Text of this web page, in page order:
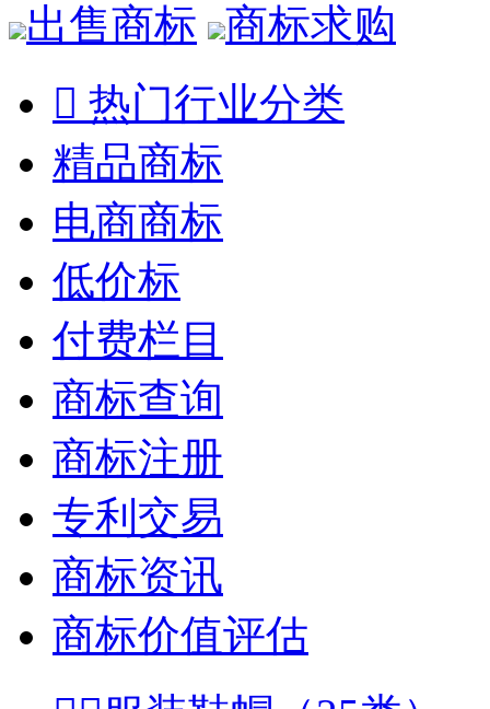
出售商标
商标求购
 热门行业分类
精品商标
电商商标
低价标
付费栏目
商标查询
商标注册
专利交易
商标资讯
商标价值评估